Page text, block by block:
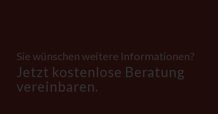
Sie wünschen weitere Informationen?
Jetzt kostenlose Beratung
vereinbaren.